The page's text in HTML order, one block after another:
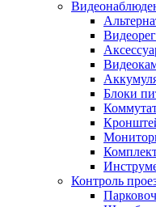
Блоки
Контроль